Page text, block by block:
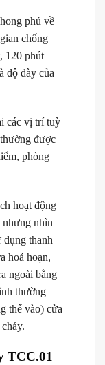
phú về
chống
120 phút
độ dày của
các vị trí tuỳ
được
phòng
hoạt động
nhưng nhìn
dụng thanh
hoả hoạn,
ngoài bằng
thường
thể vào) cửa
TCC.01